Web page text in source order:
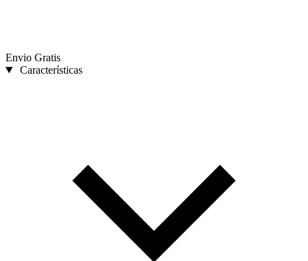
Envio Gratis
Características